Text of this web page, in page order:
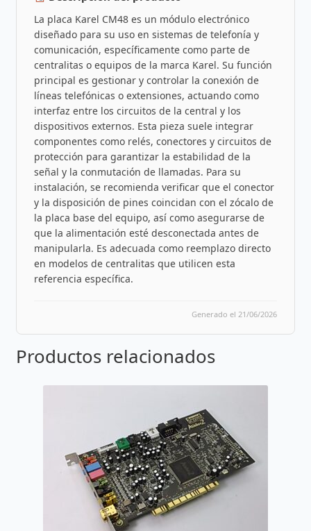
La placa Karel CM48 es un módulo electrónico
diseñado para su uso en sistemas de telefonía y
comunicación, específicamente como parte de
centralitas o equipos de la marca Karel. Su función
principal es gestionar y controlar la conexión de
líneas telefónicas o extensiones, actuando como
interfaz entre los circuitos de la central y los
dispositivos externos. Esta pieza suele integrar
componentes como relés, conectores y circuitos de
protección para garantizar la estabilidad de la
señal y la conmutación de llamadas. Para su
instalación, se recomienda verificar que el conector
y la disposición de pines coincidan con el zócalo de
la placa base del equipo, así como asegurarse de
que la alimentación esté desconectada antes de
manipularla. Es adecuada como reemplazo directo
en modelos de centralitas que utilicen esta
referencia específica.
Generado el 21/06/2026
Productos relacionados